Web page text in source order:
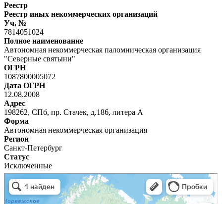
Реестр
Реестр иных некоммерческих организаций
Уч. №
7814051024
Полное наименование
Автономная некоммерческая паломническая организация
"Северные святыни"
ОГРН
1087800005072
Дата ОГРН
12.08.2008
Адрес
198262, СПб, пр. Стачек, д.186, литера А
Форма
Автономная некоммерческая организация
Регион
Санкт-Петербург
Статус
Исключенные